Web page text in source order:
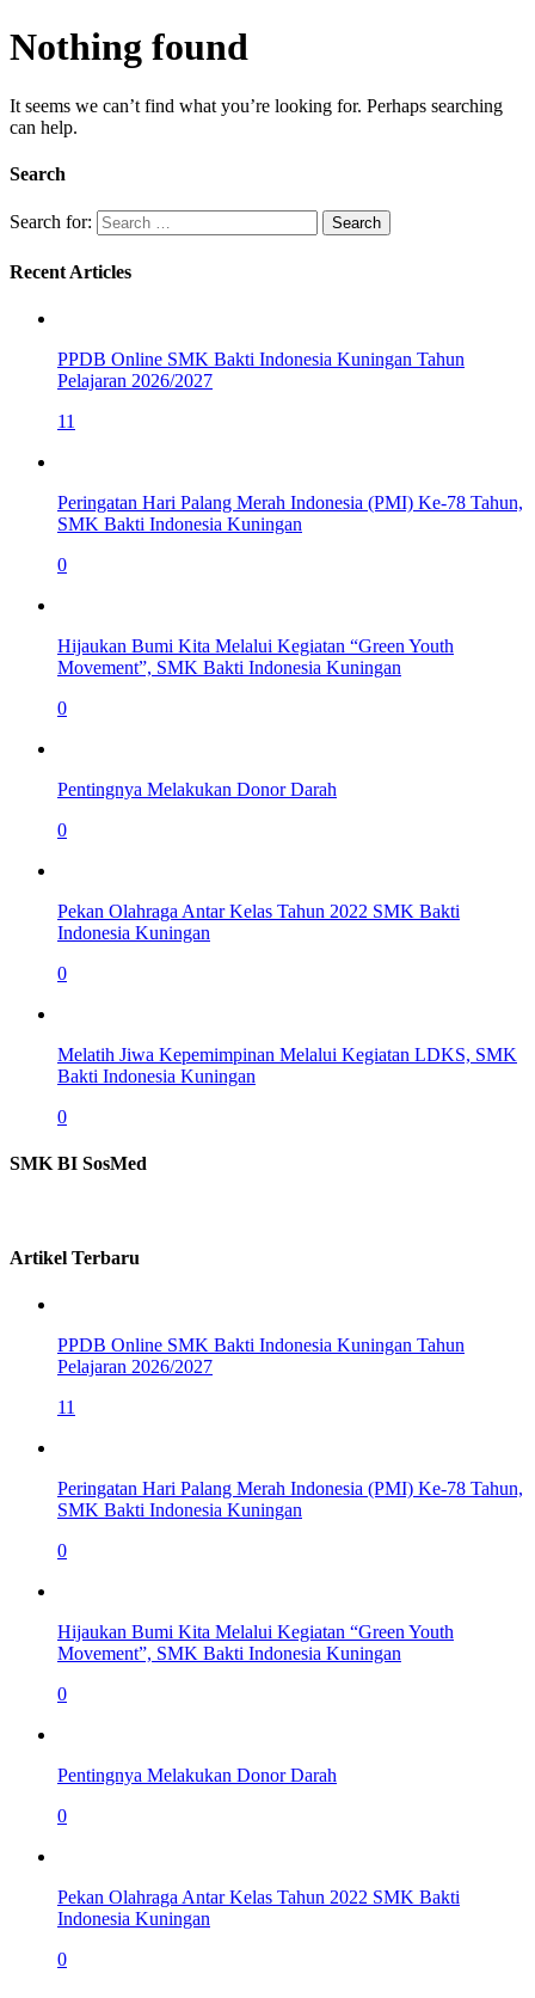
Nothing found
It seems we can’t find what you’re looking for. Perhaps searching
can help.
Search
Search for:
Recent Articles
PPDB Online SMK Bakti Indonesia Kuningan Tahun
Pelajaran 2026/2027
11
Peringatan Hari Palang Merah Indonesia (PMI) Ke-78 Tahun,
SMK Bakti Indonesia Kuningan
0
Hijaukan Bumi Kita Melalui Kegiatan “Green Youth
Movement”, SMK Bakti Indonesia Kuningan
0
Pentingnya Melakukan Donor Darah
0
Pekan Olahraga Antar Kelas Tahun 2022 SMK Bakti
Indonesia Kuningan
0
Melatih Jiwa Kepemimpinan Melalui Kegiatan LDKS, SMK
Bakti Indonesia Kuningan
0
SMK BI SosMed
Artikel Terbaru
PPDB Online SMK Bakti Indonesia Kuningan Tahun
Pelajaran 2026/2027
11
Peringatan Hari Palang Merah Indonesia (PMI) Ke-78 Tahun,
SMK Bakti Indonesia Kuningan
0
Hijaukan Bumi Kita Melalui Kegiatan “Green Youth
Movement”, SMK Bakti Indonesia Kuningan
0
Pentingnya Melakukan Donor Darah
0
Pekan Olahraga Antar Kelas Tahun 2022 SMK Bakti
Indonesia Kuningan
0